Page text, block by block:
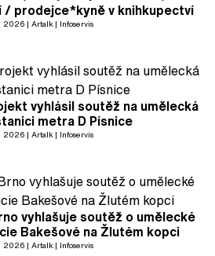
/ prodejce*kyně v knihkupectví
2026 Artalk Infoservis
vyhlásil soutěž na umělecká
metra D Písnice
2026 Artalk Infoservis
vyhlašuje soutěž o umělecké
Bakešové na Žlutém kopci
2026 Artalk Infoservis